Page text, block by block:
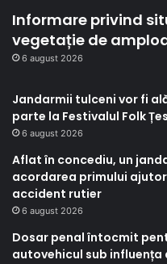
Informare privind
vegetație de
6 august 2026
Jandarmii tulceni vor fi
parte la Festivalul Folk
6 august 2026
Aflat în concediu, un
acordarea primului
accident rutier
6 august 2026
Dosar penal întocmit
autovehicul sub influența